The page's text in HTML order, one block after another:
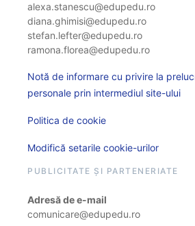
alexa.stanescu@edupedu.ro
diana.ghimisi@edupedu.ro
stefan.lefter@edupedu.ro
ramona.florea@edupedu.ro
Notă de informare cu privire la
personale prin intermediul site-ului
Politica de cookie
Modifică setarile cookie-urilor
PUBLICITATE ȘI PARTENERIATE
Adresă de e-mail
comunicare@edupedu.ro